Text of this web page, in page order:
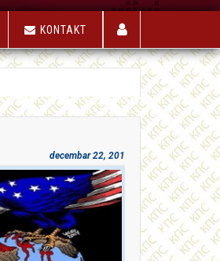
KONTAKT
decembar 22, 2018